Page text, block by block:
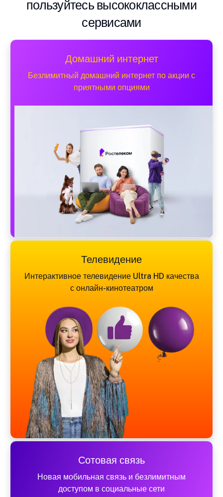
пользуйтесь высококлассными
сервисами
Домашний интернет
Безлимитный домашний интернет по акции с
приятными опциями
Телевидение
Интерактивное телевидение Ultra HD качества
с онлайн-кинотеатром
Сотовая связь
Новая мобильная связь и безлимитным
доступом в социальные сети